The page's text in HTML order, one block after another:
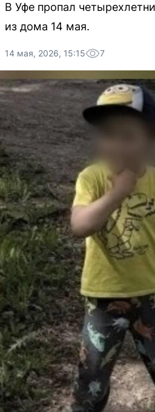
В Уфе пропал
из дома 14 мая.
14 мая, 2026, 15:15 7